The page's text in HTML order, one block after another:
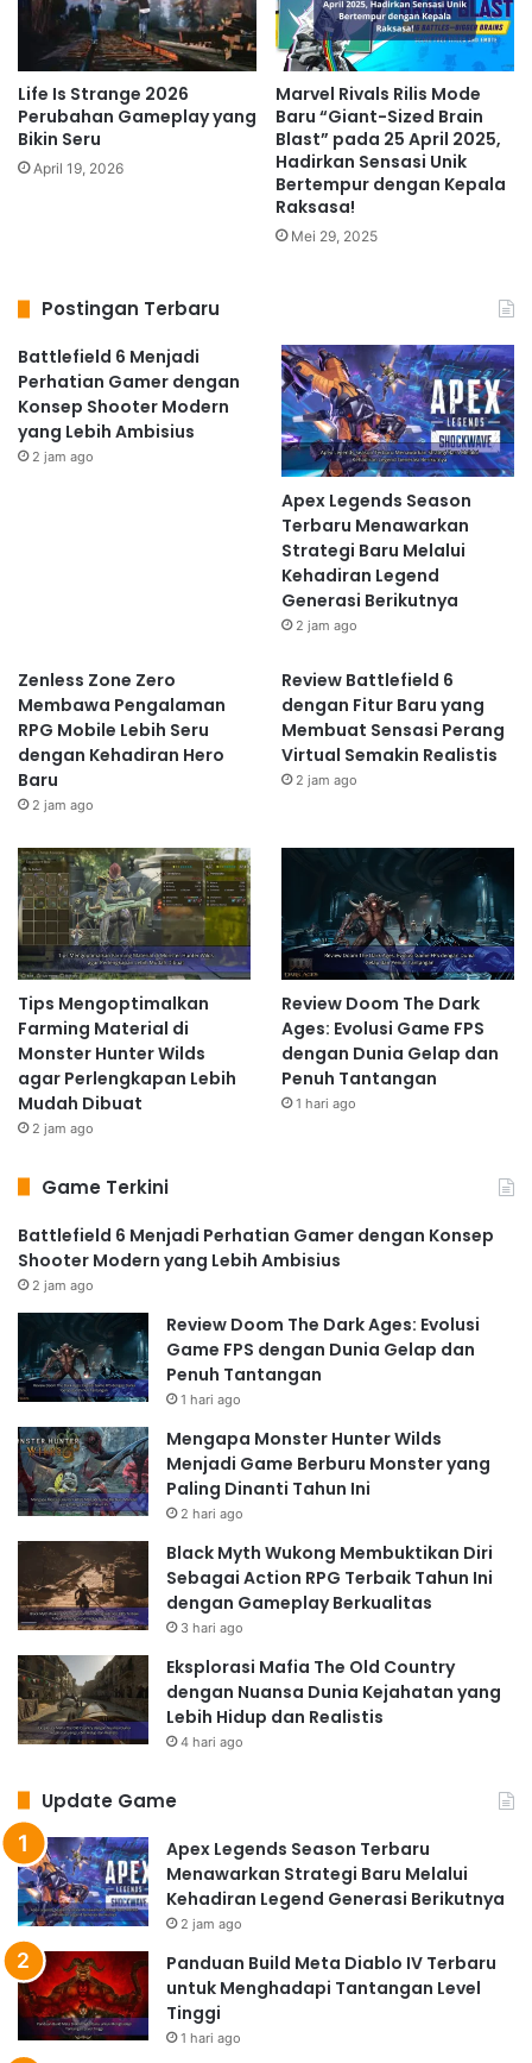
Life Is Strange 2026
Perubahan Gameplay yang
Bikin Seru
April 19, 2026
Marvel Rivals Rilis Mode
Baru “Giant-Sized Brain
Blast” pada 25 April 2025,
Hadirkan Sensasi Unik
Bertempur dengan Kepala
Raksasa!
Mei 29, 2025
Postingan Terbaru
Battlefield 6 Menjadi
Perhatian Gamer dengan
Konsep Shooter Modern
yang Lebih Ambisius
2 jam ago
Apex Legends Season
Terbaru Menawarkan
Strategi Baru Melalui
Kehadiran Legend
Generasi Berikutnya
2 jam ago
Zenless Zone Zero
Membawa Pengalaman
RPG Mobile Lebih Seru
dengan Kehadiran Hero
Baru
2 jam ago
Review Battlefield 6
dengan Fitur Baru yang
Membuat Sensasi Perang
Virtual Semakin Realistis
2 jam ago
Tips Mengoptimalkan
Farming Material di
Monster Hunter Wilds
agar Perlengkapan Lebih
Mudah Dibuat
2 jam ago
Review Doom The Dark
Ages: Evolusi Game FPS
dengan Dunia Gelap dan
Penuh Tantangan
1 hari ago
Game Terkini
Battlefield 6 Menjadi Perhatian Gamer dengan Konsep
Shooter Modern yang Lebih Ambisius
2 jam ago
Review Doom The Dark Ages: Evolusi
Game FPS dengan Dunia Gelap dan
Penuh Tantangan
1 hari ago
Mengapa Monster Hunter Wilds
Menjadi Game Berburu Monster yang
Paling Dinanti Tahun Ini
2 hari ago
Black Myth Wukong Membuktikan Diri
Sebagai Action RPG Terbaik Tahun Ini
dengan Gameplay Berkualitas
3 hari ago
Eksplorasi Mafia The Old Country
dengan Nuansa Dunia Kejahatan yang
Lebih Hidup dan Realistis
4 hari ago
Update Game
Apex Legends Season Terbaru
Menawarkan Strategi Baru Melalui
Kehadiran Legend Generasi Berikutnya
2 jam ago
Panduan Build Meta Diablo IV Terbaru
untuk Menghadapi Tantangan Level
Tinggi
1 hari ago